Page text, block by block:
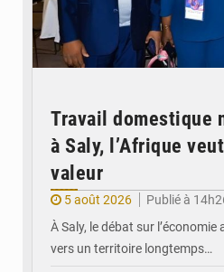
Travail domestique
à Saly, l’Afrique
valeur
5 août 2026
Publié à
À Saly, le débat sur l’économie
vers un territoire longtemps…